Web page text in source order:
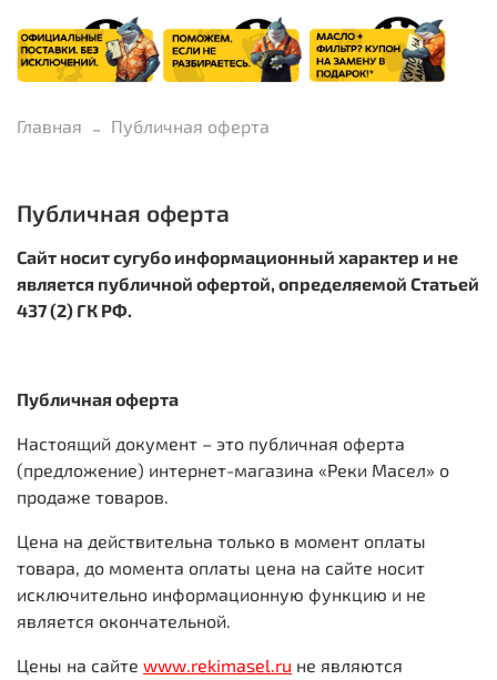
Главная Публичная оферта
Публичная оферта
Сайт носит сугубо информационный характер и не
является публичной офертой, определяемой Статьей
437 (2) ГК РФ.
Публичная оферта
Настоящий документ – это публичная оферта
(предложение) интернет-магазина «Реки Масел» о
продаже товаров.
Цена на действительна только в момент оплаты
товара, до момента оплаты цена на сайте носит
исключительно информационную функцию и не
является окончательной.
Цены на сайте www.rekimasel.ru не являются